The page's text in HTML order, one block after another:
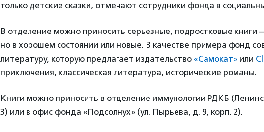
только детские сказки, отмечают сотрудники фонда в
В отделение можно приносить серьезные, подростковые книги
но в хорошем состоянии или новые. В качестве примера фонд
литературу, которую предлагает издательство «Самокат» или
приключения, классическая литература, исторические романы.
Книги можно приносить в отделение иммунологии РДКБ
3) или в офис фонда «Подсолнух» (ул. Пырьева, д. 9, корп. 2).